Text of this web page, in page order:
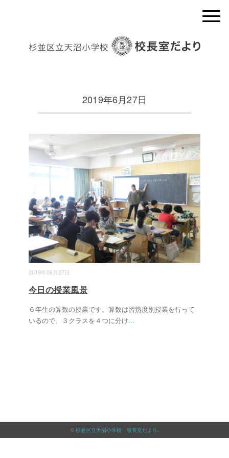
2019年6月27日
2019年06月27日
今日の授業風景
６年生の算数の授業です。算数は習熟度別授業を行って
いるので、３クラスを４つに分け...
© 杉並区立天沼小学校 校長室だより .